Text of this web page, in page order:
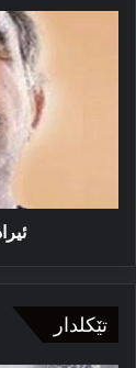
ئیرادەیا
زەحمەتە
تێکلدار